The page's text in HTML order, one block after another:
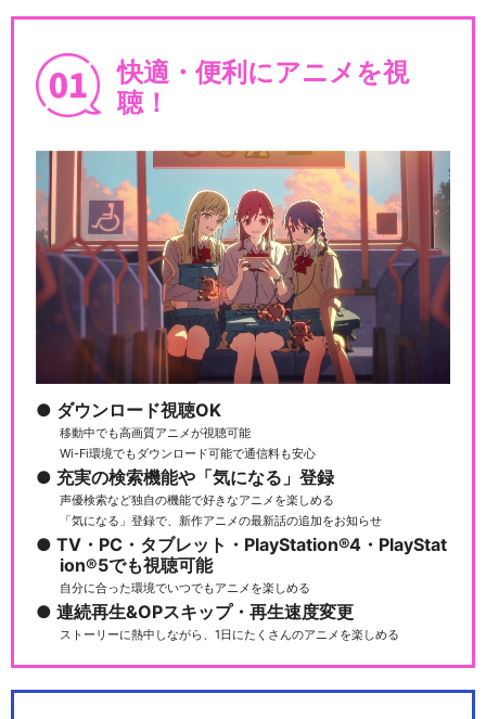
ラブライブ！スーパースタ
ー!!TVアニメ2期
ラブライブ！スーパースタ
ー!!TVアニメ3期
ラブライブ! μ's First LoveL
i…
ラブライブ! μ's 3rd Anniver
s…
ラブライブ! μ's →NEXT Love
Li…
快適・便利にアニメを視
聴！
ダウンロード視聴OK
移動中でも高画質アニメが視聴可能
Wi-Fi環境でもダウンロード可能で通信料も安心
充実の検索機能や「気になる」登録
声優検索など独自の機能で好きなアニメを楽しめる
「気になる」登録で、新作アニメの最新話の追加をお知らせ
TV・PC・タブレット・PlayStation®4・PlayStat
ion®5でも視聴可能
自分に合った環境でいつでもアニメを楽しめる
連続再生&OPスキップ・再生速度変更
ストーリーに熱中しながら、1日にたくさんのアニメを楽しめる